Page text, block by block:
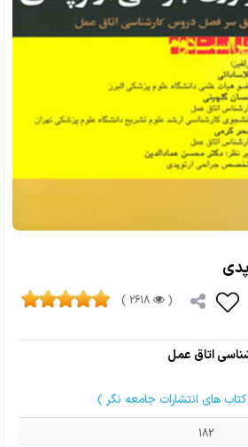
(
2618 )
اتاق عمل
های انتشارات جامعه نگر )
182